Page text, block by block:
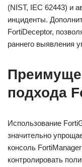
(NIST, IEC 62443) и
инциденты.
FortiDeceptor,
раннего выявления
подхода
Использование
значительно
консоль
контролировать